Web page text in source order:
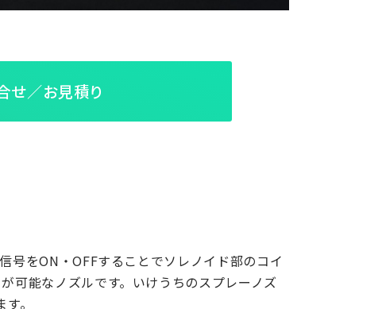
せ／お見積り
号をON・OFFすることでソレノイド部のコイ
可能なノズルです。いけうちのスプレーノズ
。